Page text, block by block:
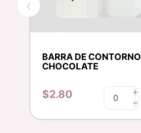
BARRA DE CONTORNO
CHOCOLATE
$2.80 i
h